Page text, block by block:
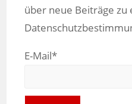
über neue Beiträge zu
E-Mail*